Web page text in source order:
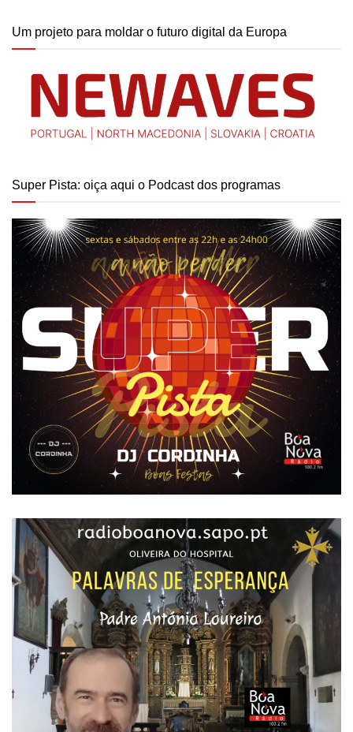
Um projeto para moldar o futuro digital da Europa
Super Pista: oiça aqui o Podcast dos programas